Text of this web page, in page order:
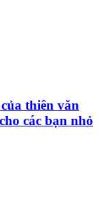
thiên văn
các bạn nhỏ